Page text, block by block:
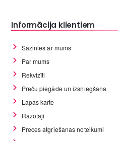
Informācija klientiem
Sazinies ar mums
Par mums
Rekvizīti
Preču piegāde un izsniegšana
Lapas karte
Ražotāji
Preces atgriešanas noteikumi